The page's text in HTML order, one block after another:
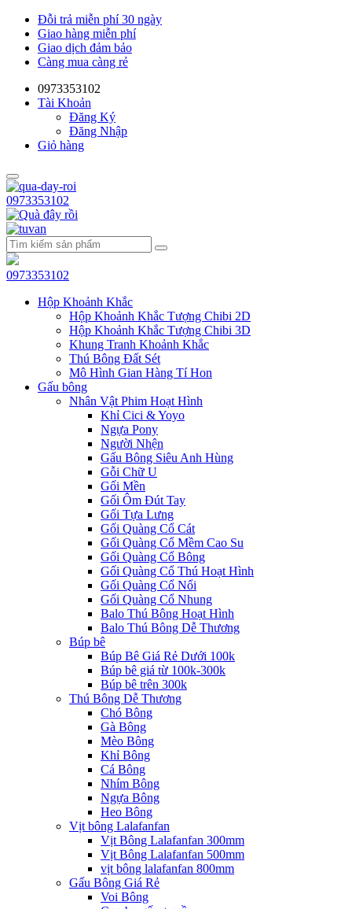
Đỗi trả miễn phí 30 ngày
Giao hàng miễn phí
Giao dịch đảm bảo
Càng mua càng rẻ
0973353102
Tài Khoản
Đăng Ký
Đăng Nhập
Giỏ hàng
0973353102
0973353102
Hộp Khoảnh Khắc
Hộp Khoảnh Khắc Tượng Chibi 2D
Hộp Khoảnh Khắc Tượng Chibi 3D
Khung Tranh Khoảnh Khắc
Thú Bông Đất Sét
Mô Hình Gian Hàng Tí Hon
Gấu bông
Nhân Vật Phim Hoạt Hình
Khỉ Cici & Yoyo
Ngựa Pony
Người Nhện
Gấu Bông Siêu Anh Hùng
Gỗi Chữ U
Gối Mền
Gối Ôm Đút Tay
Gối Tựa Lưng
Gối Quàng Cổ Cát
Gối Quàng Cổ Mềm Cao Su
Gối Quàng Cổ Bông
Gối Quàng Cổ Thú Hoạt Hình
Gối Quàng Cổ Nổi
Gối Quàng Cổ Nhung
Balo Thú Bông Hoạt Hình
Balo Thú Bông Dễ Thương
Búp bê
Búp Bê Giá Rẻ Dưới 100k
Búp bê giá từ 100k-300k
Búp bê trên 300k
Thú Bông Dễ Thương
Chó Bông
Gà Bông
Mèo Bông
Khỉ Bông
Cá Bông
Nhím Bông
Ngựa Bông
Heo Bông
Vịt bông Lalafanfan
Vịt Bông Lalafanfan 300mm
Vịt Bông Lalafanfan 500mm
vịt bông lalafanfan 800mm
Gấu Bông Giá Rẻ
Voi Bông